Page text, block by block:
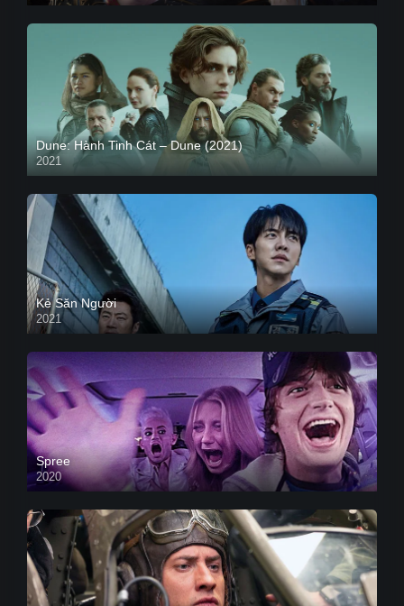
Dune: Hành Tinh Cát – Dune (2021)
2021
HD VIETSUB
Kẻ Săn Người
2021
Spree
2020